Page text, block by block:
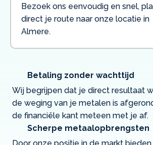
Bezoek ons eenvoudig en snel,
direct je route naar onze locatie in
Almere.
Betaling zonder wachttijd
Wij begrijpen dat je direct resultaat
de weging van je metalen is
de financiële kant meteen met je af.
Scherpe metaalopbrengsten